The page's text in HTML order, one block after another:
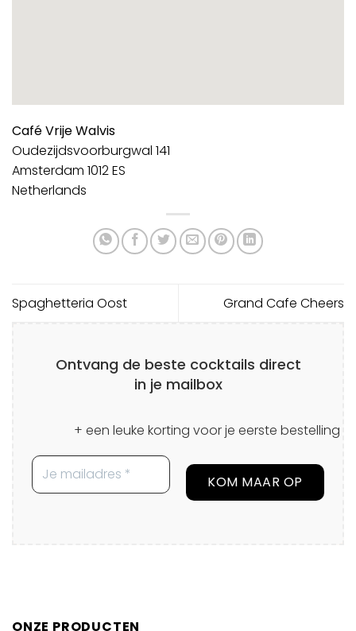
Café Vrije Walvis
Oudezijdsvoorburgwal 141
Amsterdam 1012 ES
Netherlands
Spaghetteria Oost Grand Cafe Cheers
Ontvang de beste cocktails direct
in je mailbox
+ een leuke korting voor je eerste bestelling
ONZE PRODUCTEN